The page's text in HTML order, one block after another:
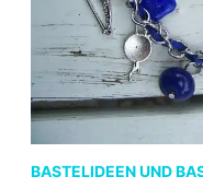
BASTELIDEEN UND